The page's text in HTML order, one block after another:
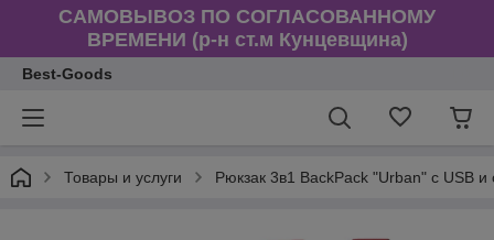
САМОВЫВОЗ ПО СОГЛАСОВАННОМУ
ВРЕМЕНИ (р-н ст.м Кунцевщина)
Best-Goods
Товары и услуги Рюкзак 3в1 BackPack "Urban" с USB